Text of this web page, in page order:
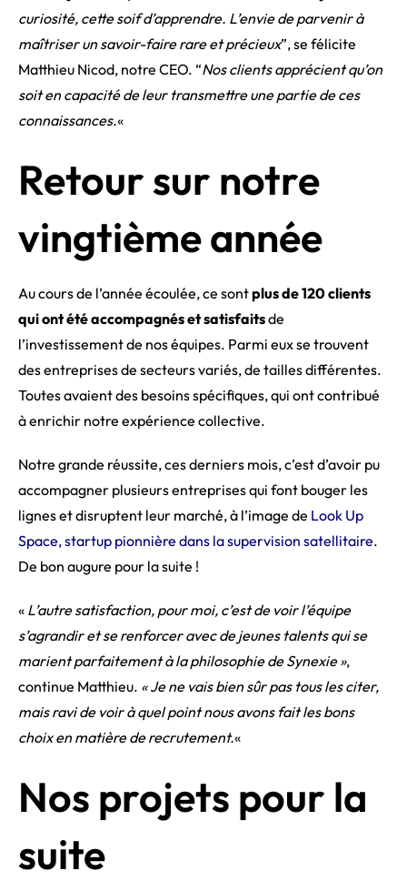
curiosité, cette soif d’apprendre. L’envie de parvenir à
maîtriser un savoir-faire rare et précieux”, se félicite
Matthieu Nicod, notre CEO. “Nos clients apprécient qu’on
soit en capacité de leur transmettre une partie de ces
connaissances.«
Retour sur notre
vingtième année
Au cours de l’année écoulée, ce sontplus de 120 clients
qui ont été accompagnés et satisfaitsde
l’investissement de nos équipes. Parmi eux se trouvent
des entreprises de secteurs variés, de tailles différentes.
Toutes avaient des besoins spécifiques, qui ont contribué
à enrichir notre expérience collective.
Notre grande réussite, ces derniers mois, c’est d’avoir pu
accompagner plusieurs entreprises qui font bouger les
lignes et disruptent leur marché, à l’image de Look Up
Space, startup pionnière dans la supervision satellitaire.
De bon augure pour la suite !
« L’autre satisfaction, pour moi, c’est de voir l’équipe
s’agrandir et se renforcer avec de jeunes talents qui se
marient parfaitement à la philosophie de Synexie »,
continue Matthieu. « Je ne vais bien sûr pas tous les citer,
mais ravi de voir à quel point nous avons fait les bons
choix en matière de recrutement.«
Nos projets pour la
suite